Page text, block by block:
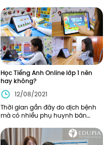
Học Tiếng Anh Online lớp 1 nên
hay không?
12/08/2021
Thời gian gần đây do dịch bệnh
mà có nhiều phụ huynh băn
độ tuổi lớp 1 học Tiếng Anh online
không? Bài viết sau đây sẽ giả